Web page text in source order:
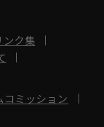
ンク集
コミッション